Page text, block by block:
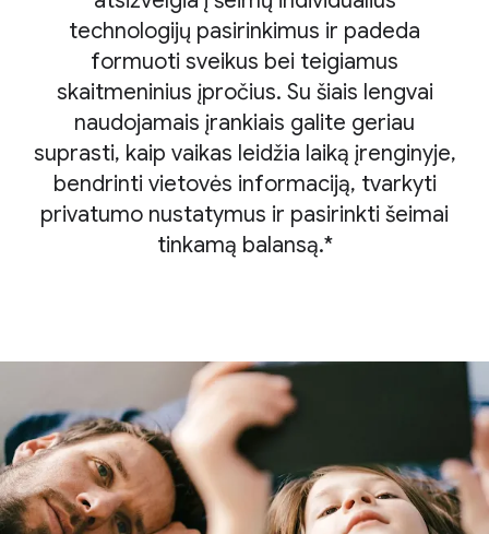
technologijų pasirinkimus ir padeda
formuoti sveikus bei teigiamus
skaitmeninius įpročius. Su šiais lengvai
naudojamais įrankiais galite geriau
suprasti, kaip vaikas leidžia laiką įrenginyje,
bendrinti vietovės informaciją, tvarkyti
privatumo nustatymus ir pasirinkti šeimai
tinkamą balansą.*